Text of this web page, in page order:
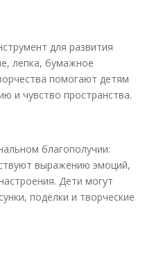
для развития
лепка, бумажное
помогают детям
и чувство пространства.
благополучии:
выражению эмоций,
Дети могут
поделки и творческие